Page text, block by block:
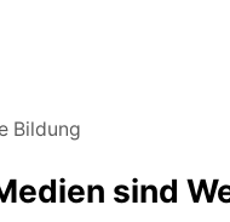
Bildung
sind